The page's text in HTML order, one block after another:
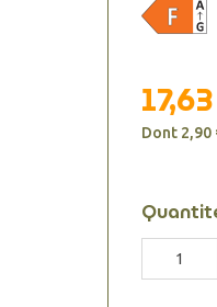
Dont 2,90